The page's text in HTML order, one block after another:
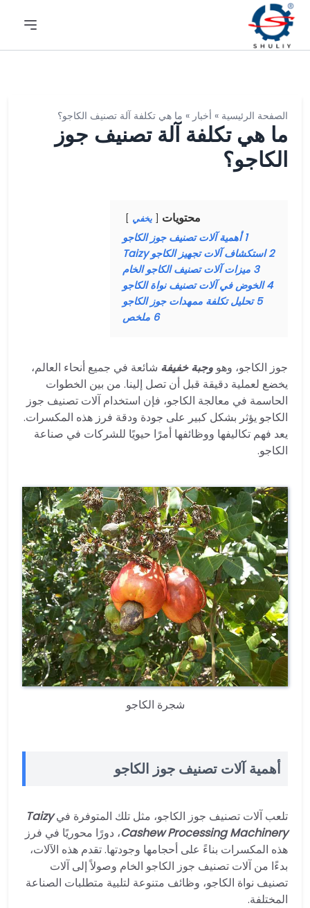
الصفحة الرئيسية » أخبار » ما هي تكلفة آلة تصنيف الكاجو؟
ما هي تكلفة آلة تصنيف جوز
الكاجو؟
محتويات يخفي
1 أهمية آلات تصنيف جوز الكاجو
2 استكشاف آلات تجهيز الكاجو Taizy
3 ميزات آلات تصنيف الكاجو الخام
4 الخوض في آلات تصنيف نواة الكاجو
5 تحليل تكلفة ممهدات جوز الكاجو
6 ملخص
جوز الكاجو، وهو وجبة خفيفة شائعة في جميع أنحاء العالم،
يخضع لعملية دقيقة قبل أن تصل إلينا. من بين الخطوات
الحاسمة في معالجة الكاجو، فإن استخدام آلات تصنيف جوز
الكاجو يؤثر بشكل كبير على جودة ودقة فرز هذه المكسرات.
يعد فهم تكاليفها ووظائفها أمرًا حيويًا للشركات في صناعة
الكاجو.
شجرة الكاجو
أهمية آلات تصنيف جوز الكاجو
تلعب آلات تصنيف جوز الكاجو، مثل تلك المتوفرة فيTaizy
Cashew Processing Machinery، دورًا محوريًا في فرز
هذه المكسرات بناءً على أحجامها وجودتها. تقدم هذه الآلات،
بدءًا من آلات تصنيف جوز الكاجو الخام وصولاً إلى آلات
تصنيف نواة الكاجو، وظائف متنوعة لتلبية متطلبات الصناعة
المختلفة.